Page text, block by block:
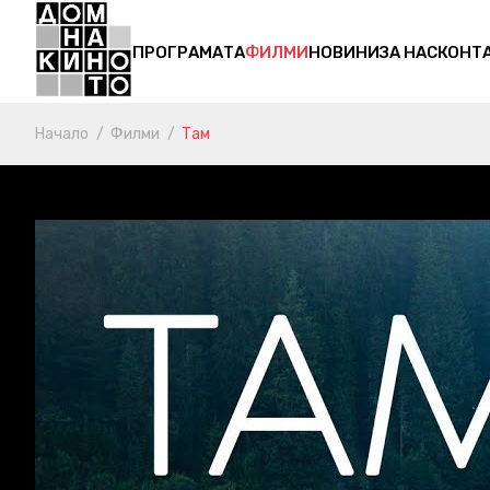
ПРОГРАМАТАФИЛМИНОВИНИЗА НАС
Начало Филми Там